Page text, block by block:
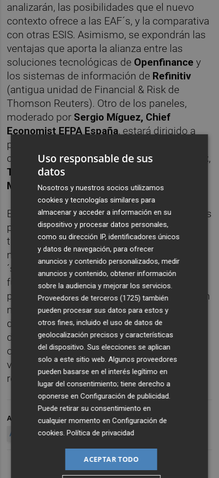
analizarán, las posibilidades que el nuevo
contexto ofrece a las EAF´s, y la comparativa
con otras ESIS. Asimismo, se expondrán las
ventajas que aporta la alianza entre las
soluciones tecnológicas de Openfinance y
los sistemas de información de Refinitiv
(antigua unidad de Financial & Risk de
Thomson Reuters). Otro de los paneles,
moderado por Sergio Míguez, Chief
Economist EFPA España, estará dirigido a
presentar nuevas alternativas de inversión y
contará con las propuestas deLendamarket,
Trea AM,Edmond de Rothschild
Mayor
.
El último espacio, que impartirán los equipos
profesionales, regulatorios y de
transaccional deEY, actualizará las claves
normativas del nuevo contexto para las EAF
´s, las alternativas de restructuración,
fusiones o cambios de licencia que se
plantean y están acometiendo las EAF´s, con
motivo del impacto en modelos de negocio
de normas como MiFID II, la prevención de
delitos y 'data 'protection¡, entre otras. Por
otro lado, apuntar que la asistencia será
válida por 3 horas de Formación para la
recertificación
EIP, EFA y EFP.
ARCHIVADO EN ASEAFI EAFI
EAF
ASESORAMIENTO FINANCIERO
Uso responsable de sus
datos
Nosotros y nuestros socios utilizamos
cookies y tecnologías similares para
almacenar y acceder a información en su
dispositivo y procesar datos personales,
como su dirección IP, identificadores únicos
y datos de navegación, para ofrecer
anuncios y contenido personalizados, medir
anuncios y contenido, obtener información
sobre la audiencia y mejorar los servicios.
Proveedores de terceros (1725) también
pueden procesar sus datos para estos y
otros fines, incluido el uso de datos de
geolocalización precisos y características
del dispositivo. Sus elecciones se aplican
solo a este sitio web. Algunos proveedores
pueden basarse en el interés legítimo en
lugar del consentimiento; tiene derecho a
oponerse enConfiguración de publicidad
Puede retirar su consentimiento en
cualquier momento enConfiguración de
cookies .Política de privacidad
ACEPTAR TODO